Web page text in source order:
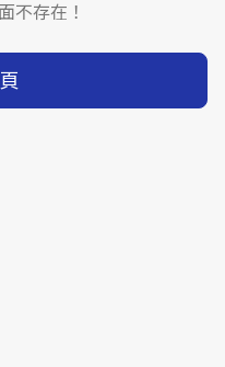
不存在！